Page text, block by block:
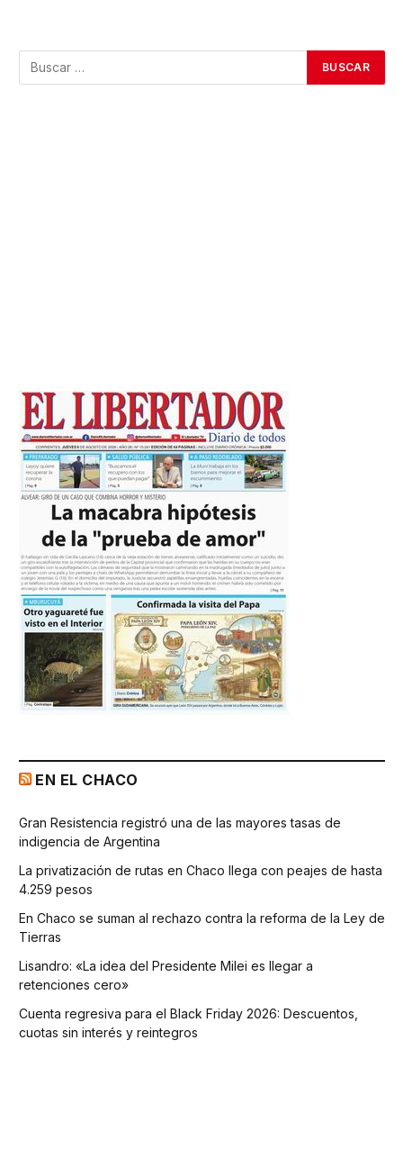
EN EL CHACO
Gran Resistencia registró una de las mayores tasas de
indigencia de Argentina
La privatización de rutas en Chaco llega con peajes de hasta
4.259 pesos
En Chaco se suman al rechazo contra la reforma de la Ley de
Tierras
Lisandro: «La idea del Presidente Milei es llegar a
retenciones cero»
Cuenta regresiva para el Black Friday 2026: Descuentos,
cuotas sin interés y reintegros